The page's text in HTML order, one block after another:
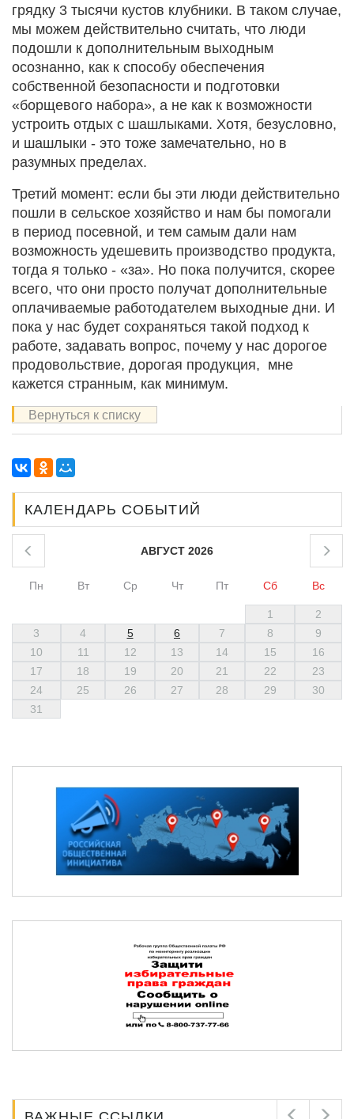
грядку 3 тысячи кустов клубники. В таком случае,
мы можем действительно считать, что люди
подошли к дополнительным выходным
осознанно, как к способу обеспечения
собственной безопасности и подготовки
«борщевого набора», а не как к возможности
устроить отдых с шашлыками. Хотя, безусловно,
и шашлыки - это тоже замечательно, но в
разумных пределах.
Третий момент: если бы эти люди действительно
пошли в сельское хозяйство и нам бы помогали
в период посевной, и тем самым дали нам
возможность удешевить производство продукта,
тогда я только - «за». Но пока получится, скорее
всего, что они просто получат дополнительные
оплачиваемые работодателем выходные дни. И
пока у нас будет сохраняться такой подход к
работе, задавать вопрос, почему у нас дорогое
продовольствие, дорогая продукция, мне
кажется странным, как минимум.
Вернуться к списку
КАЛЕНДАРЬ СОБЫТИЙ
АВГУСТ 2026
Пн Вт Ср Чт Пт Сб Вс
1
2
3
4 5 6 7 8
9
10
11 12 13 14 15
16
17
18 19 20 21 22
23
24
25 26 27 28 29
30
31